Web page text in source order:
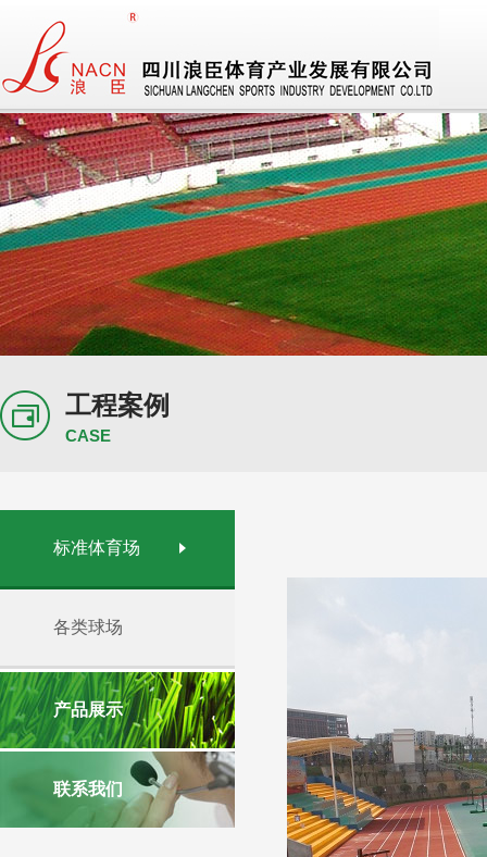
工程案例
CASE
标准体育场
各类球场
产品展示
联系我们